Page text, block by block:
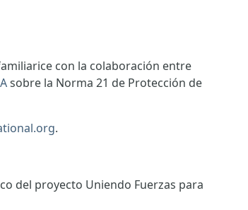
con la colaboración entre
sobre la Norma 21 de Protección de
.
del proyecto Uniendo Fuerzas para